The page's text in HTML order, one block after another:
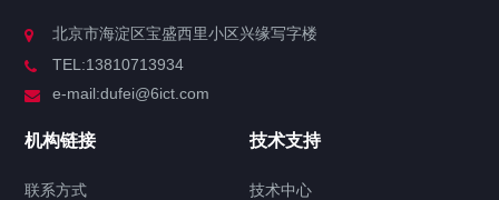
北京市海淀区宝盛西里小区兴缘写字楼
TEL:13810713934
e-mail:dufei@6ict.com
机构链接
联系方式
技术支持
技术中心